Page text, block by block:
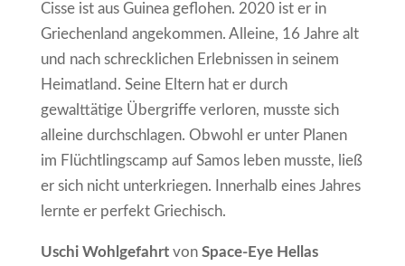
Cisse ist aus Guinea geflohen. 2020 ist er in
Griechenland angekommen. Alleine, 16 Jahre alt
und nach schrecklichen Erlebnissen in seinem
Heimatland. Seine Eltern hat er durch
gewalttätige Übergriffe verloren, musste sich
alleine durchschlagen. Obwohl er unter Planen
im Flüchtlingscamp auf Samos leben musste, ließ
er sich nicht unterkriegen. Innerhalb eines Jahres
lernte er perfekt Griechisch.
Uschi Wohlgefahrtvon Space-Eye Hellas